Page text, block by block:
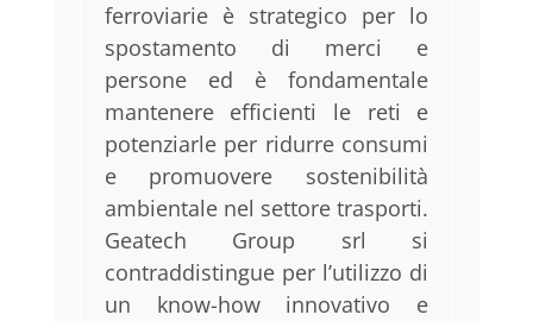
ferroviarie è strategico per lo
spostamento di merci e
persone ed è fondamentale
mantenere efficienti le reti e
potenziarle per ridurre consumi
e promuovere sostenibilità
ambientale nel settore trasporti.
Geatech Group srl si
contraddistingue per l’utilizzo di
un know-how innovativo e